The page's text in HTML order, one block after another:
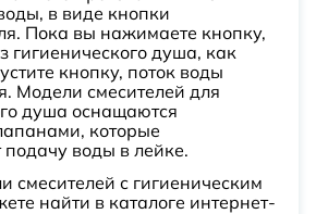
в виде кнопки
Пока вы нажимаете кнопку,
гигиенического душа, как
кнопку, поток воды
Модели смесителей для
душа оснащаются
которые
воды в лейке.
смесителей с гигиеническим
найти в каталоге интернет-